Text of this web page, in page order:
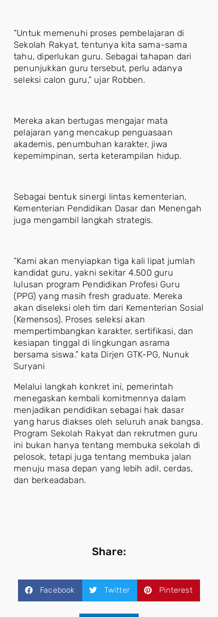
“Untuk memenuhi proses pembelajaran di
Sekolah Rakyat, tentunya kita sama-sama
tahu, diperlukan guru. Sebagai tahapan dari
penunjukkan guru tersebut, perlu adanya
seleksi calon guru,” ujar Robben.
Mereka akan bertugas mengajar mata
pelajaran yang mencakup penguasaan
akademis, penumbuhan karakter, jiwa
kepemimpinan, serta keterampilan hidup.
Sebagai bentuk sinergi lintas kementerian,
Kementerian Pendidikan Dasar dan Menengah
juga mengambil langkah strategis.
”Kami akan menyiapkan tiga kali lipat jumlah
kandidat guru, yakni sekitar 4.500 guru
lulusan program Pendidikan Profesi Guru
(PPG) yang masih fresh graduate. Mereka
akan diseleksi oleh tim dari Kementerian Sosial
(Kemensos). Proses seleksi akan
mempertimbangkan karakter, sertifikasi, dan
kesiapan tinggal di lingkungan asrama
bersama siswa.” kata Dirjen GTK-PG, Nunuk
Suryani
Melalui langkah konkret ini, pemerintah
menegaskan kembali komitmennya dalam
menjadikan pendidikan sebagai hak dasar
yang harus diakses oleh seluruh anak bangsa.
Program Sekolah Rakyat dan rekrutmen guru
ini bukan hanya tentang membuka sekolah di
pelosok, tetapi juga tentang membuka jalan
menuju masa depan yang lebih adil, cerdas,
dan berkeadaban.
Share:
Facebook Twitter Pinterest